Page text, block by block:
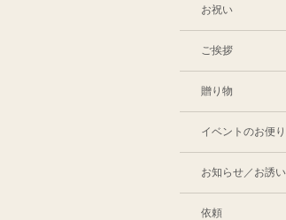
お祝い
ご挨拶
贈り物
イベントのお便り
お知らせ／お誘い
依頼